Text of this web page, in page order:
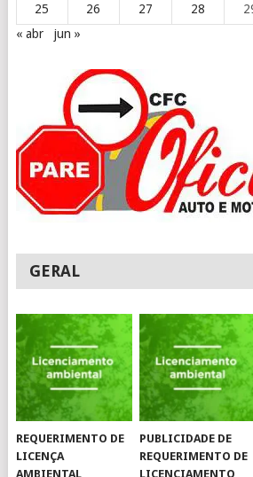
25 26 27 28
« abr
jun »
GERAL
REQUERIMENTO DE
LICENÇA
AMBIENTAL
PUBLICIDADE DE
REQUERIMENTO DE
LICENCIAMENTO